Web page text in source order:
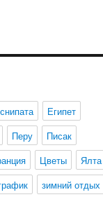
Египет
Перу
Писак
Цветы
Ялта
зимний отдых